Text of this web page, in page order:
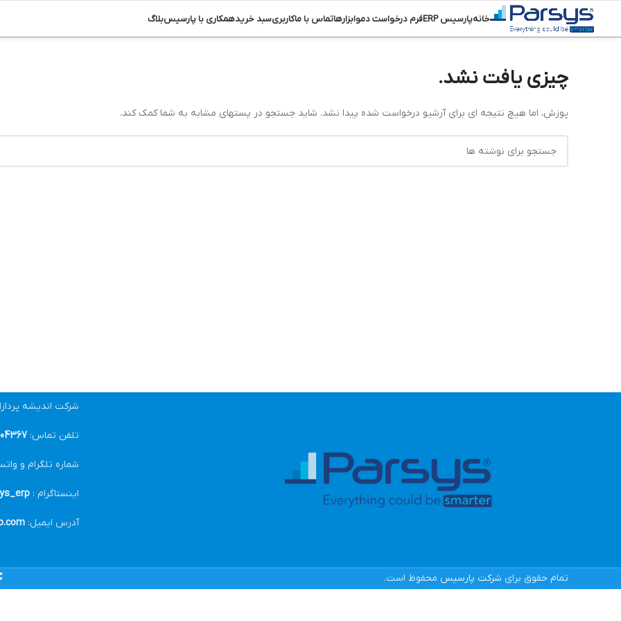
خانهپارسیس ERP فرم درخواست دموابزارهاتماس با ماکاربریسبد خریدهمکاری با پارسیسبلاگ
چیزی یافت نشد.
پوزش، اما هیچ نتیجه ای برای آرشیو درخواست شده پیدا نشد. شاید جستجو در پستهای مشابه به شما کمک کند.
شرکت اندیشه
تلفن تماس:021
شماره تلگرام و
اینستاگرام :
آدرس ایمیل:
تمام حقوق برای شرکت پارسیس محفوظ است.